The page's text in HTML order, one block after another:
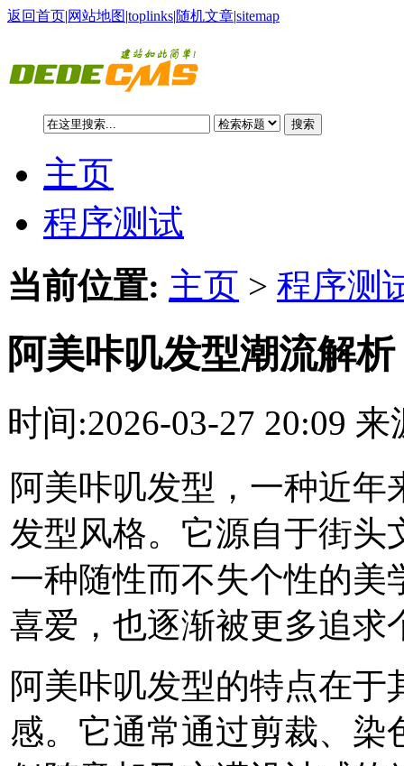
返回首页|网站地图|toplinks|随机文章|sitemap
搜索
主页
程序测试
当前位置: 主页 > 程序测
阿美咔叽发型潮流解
时间:2026-03-27 20:09
阿美咔叽发型，一种近
发型风格。它源自于街头
一种随性而不失个性的美
喜爱，也逐渐被更多追
阿美咔叽发型的特点在
感。它通常通过剪裁、染